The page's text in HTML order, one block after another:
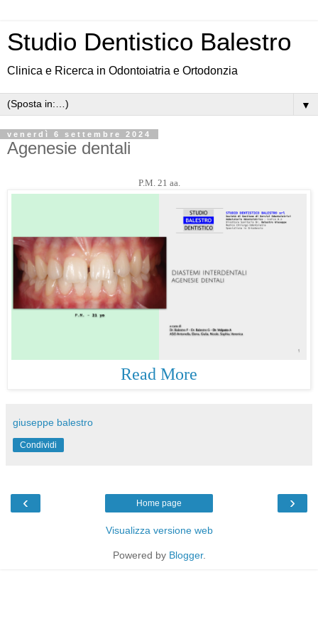
Studio Dentistico Balestro
Clinica e Ricerca in Odontoiatria e Ortodonzia
▼
venerdì 6 settembre 2024
Agenesie dentali
P.M. 21 aa.
Read More
giuseppe balestro
Condividi
‹ ›
Home page
Visualizza versione web
Powered by Blogger.